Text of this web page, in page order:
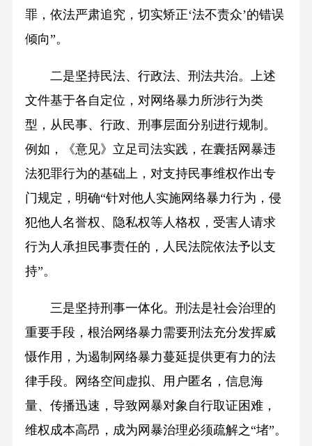
罪，依法严肃追究，切实矫正‘法不责众’的错误
倾向”。
二是坚持民法、行政法、刑法共治。上述
文件基于各自定位，对网络暴力所涉行为类
型，从民事、行政、刑事层面分别进行规制。
例如，《意见》立足司法实践，在囊括网暴违
法犯罪行为的基础上，对支持民事维权作出专
门规定，明确“针对他人实施网络暴力行为，侵
犯他人名誉权、隐私权等人格权，受害人请求
行为人承担民事责任的，人民法院依法予以支
持”。
三是坚持刑事一体化。刑法是社会治理的
重要手段，根治网络暴力需要刑法充分发挥威
慑作用，为遏制网络暴力蔓延提供更有力的法
律手段。网络空间虚拟、用户匿名，信息海
量、传播迅速，导致网暴对象自行取证困难，
维权成本高昂，成为网暴治理必须疏解之“堵”。